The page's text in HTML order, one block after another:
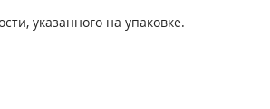
указанного на упаковке.